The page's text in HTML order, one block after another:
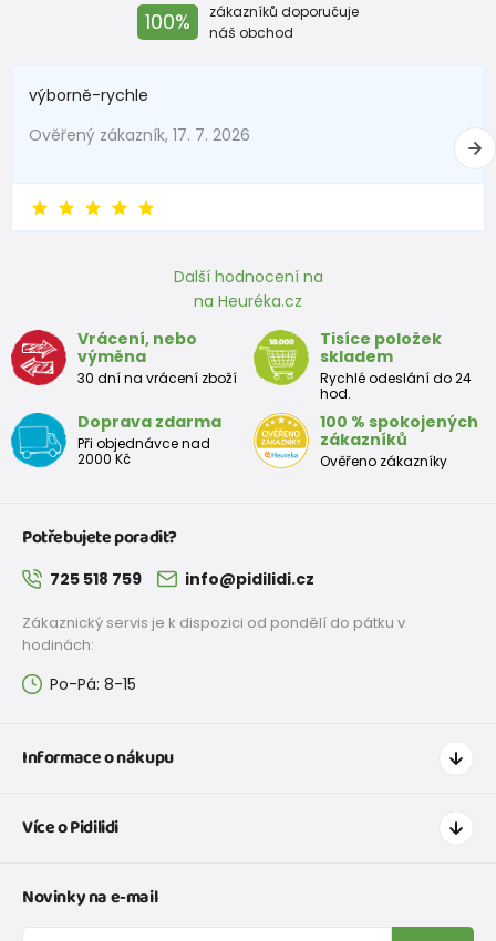
100%
zákazníků doporučuje
náš obchod
výborně-rychle
Ověřený zákazník, 17. 7. 2026
Další hodnocení na
na Heuréka.cz
Vrácení, nebo
výměna
30 dní na vrácení zboží
Tisíce položek
skladem
Rychlé odeslání do 24
hod.
Doprava zdarma
Při objednávce nad
2000 Kč
100 % spokojených
zákazníků
Ověřeno zákazníky
Potřebujete poradit?
725 518 759 info@pidilidi.cz
Zákaznický servis je k dispozici od pondělí do pátku v
hodinách:
Po-Pá: 8-15
Informace o nákupu
Doprava a platba
Tabulka velikostí obuvi
Vrácení zboží a reklamace
Více o Pidilidi
O nás
Blog
Novinky na e-mail